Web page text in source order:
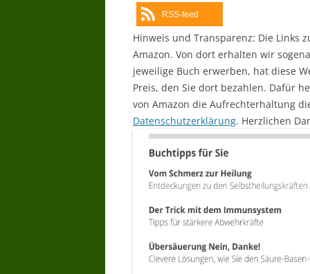
RSS-feed
Hinweis und Transparenz: Die Links
Amazon. Von dort erhalten wir
jeweilige Buch erwerben, hat diese
Preis, den Sie dort bezahlen. Dafür
von Amazon die Aufrechterhaltung
Datenschutzerklärung. Herzlichen